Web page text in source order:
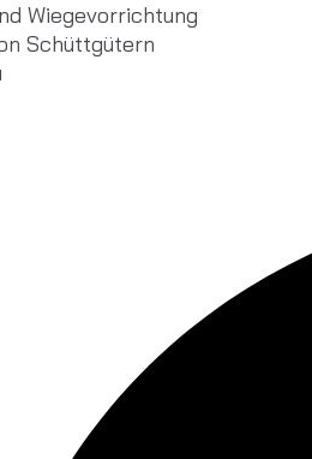
Wiegevorrichtung
Schüttgütern